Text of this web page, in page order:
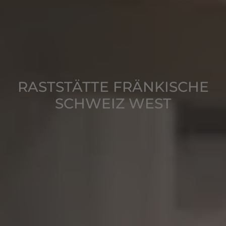
RASTSTÄTTE FRÄNKISCHE
SCHWEIZ WEST